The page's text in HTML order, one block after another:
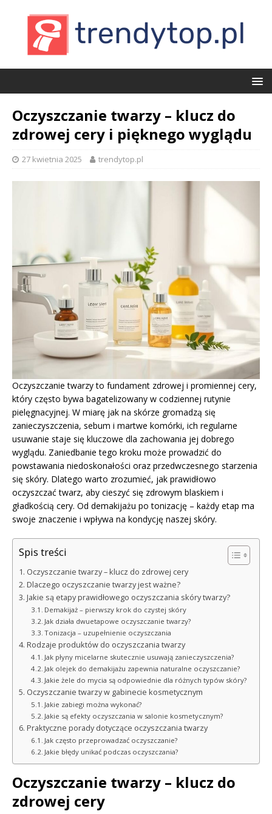
Oczyszczanie twarzy – klucz do
zdrowej cery i pięknego wyglądu
27 kwietnia 2025 trendytop.pl
Oczyszczanie twarzy to fundament zdrowej i promiennej cery,
który często bywa bagatelizowany w codziennej rutynie
pielęgnacyjnej. W miarę jak na skórze gromadzą się
zanieczyszczenia, sebum i martwe komórki, ich regularne
usuwanie staje się kluczowe dla zachowania jej dobrego
wyglądu. Zaniedbanie tego kroku może prowadzić do
powstawania niedoskonałości oraz przedwczesnego starzenia
się skóry. Dlatego warto zrozumieć, jak prawidłowo
oczyszczać twarz, aby cieszyć się zdrowym blaskiem i
gładkością cery. Od demakijażu po tonizację – każdy etap ma
swoje znaczenie i wpływa na kondycję naszej skóry.
Spis treści
Oczyszczanie twarzy – klucz do zdrowej cery
Dlaczego oczyszczanie twarzy jest ważne?
Jakie są etapy prawidłowego oczyszczania skóry twarzy?
Demakijaż – pierwszy krok do czystej skóry
Jak działa dwuetapowe oczyszczanie twarzy?
Tonizacja – uzupełnienie oczyszczania
Rodzaje produktów do oczyszczania twarzy
Jak płyny micelarne skutecznie usuwają zanieczyszczenia?
Jak olejek do demakijażu zapewnia naturalne oczyszczanie?
Jakie żele do mycia są odpowiednie dla różnych typów skóry?
Oczyszczanie twarzy w gabinecie kosmetycznym
Jakie zabiegi można wykonać?
Jakie są efekty oczyszczania w salonie kosmetycznym?
Praktyczne porady dotyczące oczyszczania twarzy
Jak często przeprowadzać oczyszczanie?
Jakie błędy unikać podczas oczyszczania?
Oczyszczanie twarzy – klucz do
zdrowej cery